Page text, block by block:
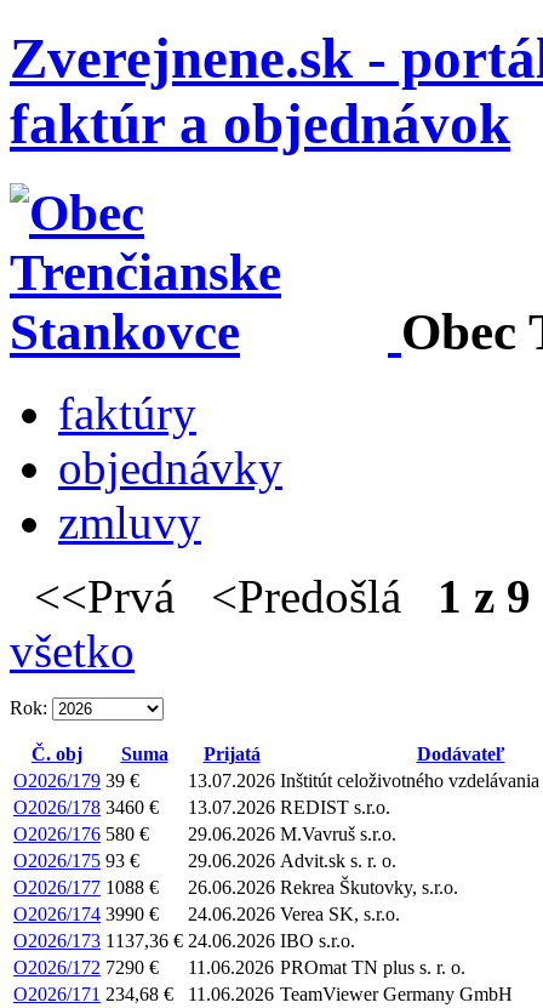
Zverejnene.sk -
faktúr a objednávok
Obec
faktúry
objednávky
zmluvy
<<Prvá <Predošlá 1 z 9
všetko
Rok:
Č. obj Suma Prijatá
Dodávateľ
O2026/179 39 € 13.07.2026 Inštitút celoživotného
O2026/178 3460 € 13.07.2026 REDIST s.r.o.
O2026/176 580 € 29.06.2026 M.Vavruš s.r.o.
O2026/175 93 € 29.06.2026 Advit.sk s. r. o.
O2026/177 1088 € 26.06.2026 Rekrea Škutovky, s.r.o.
O2026/174 3990 € 24.06.2026 Verea SK, s.r.o.
O2026/173 1137,36 € 24.06.2026 IBO s.r.o.
O2026/172 7290 € 11.06.2026 PROmat TN plus s. r. o.
O2026/171 234,68 € 11.06.2026 TeamViewer Germany GmbH